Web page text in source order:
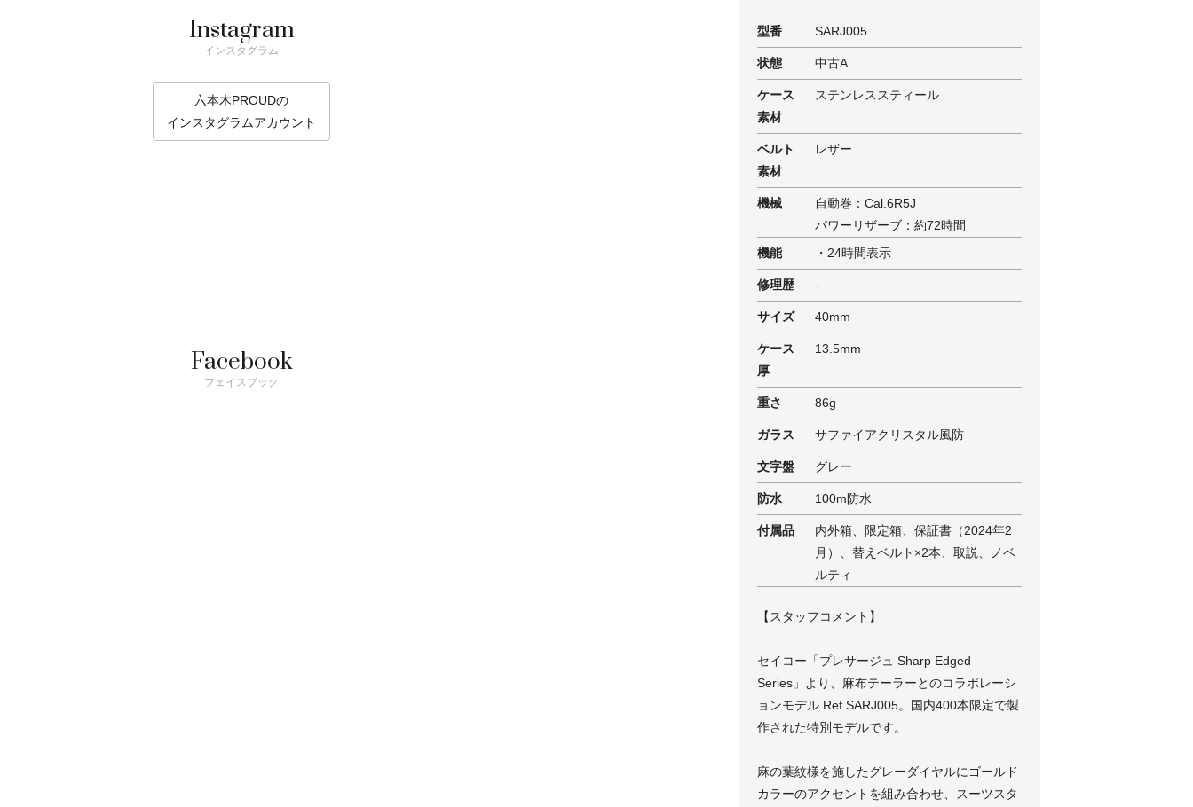
型番 SARJ005
状態 中古A
ケース
素材
ステンレススティール
ベルト
素材
レザー
機械
自動巻：Cal.6R5J
パワーリザーブ：約72時間
機能
・24時間表示
修理歴 -
サイズ 40mm
ケース
厚
13.5mm
重さ 86g
ガラス サファイアクリスタル風防
文字盤 グレー
防水 100m防水
付属品
内外箱、限定箱、保証書（2024年2
月）、替えベルト×2本、取説、ノベ
ルティ
【スタッフコメント】
セイコー「プレサージュ Sharp Edged
Series」より、麻布テーラーとのコラボレーシ
ョンモデル Ref.SARJ005。国内400本限定で製
作された特別モデルです。
麻の葉紋様を施したグレーダイヤルにゴールド
カラーのアクセントを組み合わせ、スーツスタ
Instagram
インスタグラム
六本木PROUDの
インスタグラムアカウント
Facebook
フェイスブック